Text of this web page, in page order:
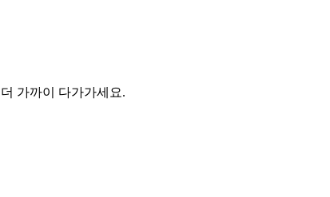
가까이 다가가세요.